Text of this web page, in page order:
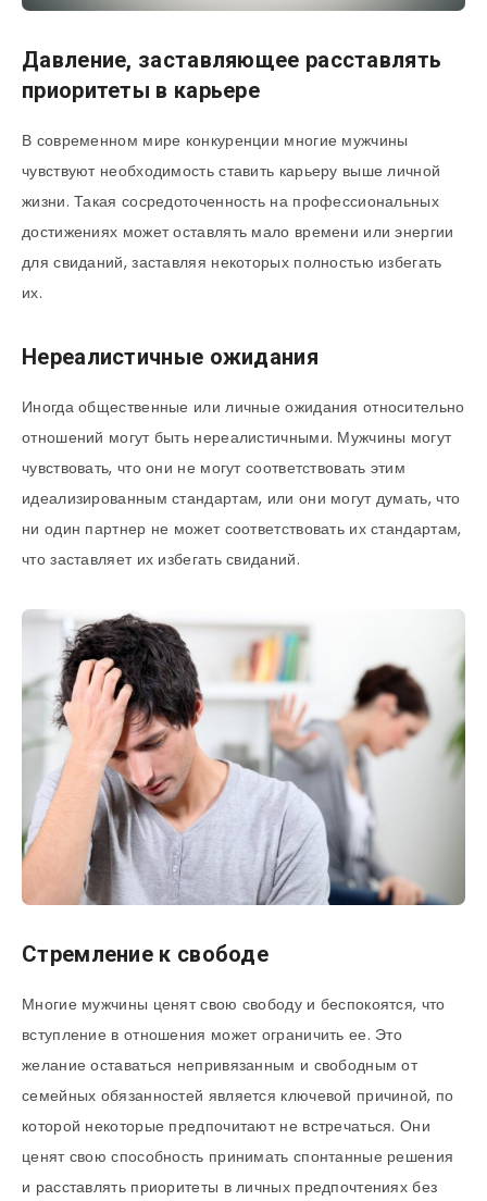
Давление, заставляющее расставлять
приоритеты в карьере
В современном мире конкуренции многие мужчины
чувствуют необходимость ставить карьеру выше личной
жизни. Такая сосредоточенность на профессиональных
достижениях может оставлять мало времени или энергии
для свиданий, заставляя некоторых полностью избегать
их.
Нереалистичные ожидания
Иногда общественные или личные ожидания относительно
отношений могут быть нереалистичными. Мужчины могут
чувствовать, что они не могут соответствовать этим
идеализированным стандартам, или они могут думать, что
ни один партнер не может соответствовать их стандартам,
что заставляет их избегать свиданий.
Стремление к свободе
Многие мужчины ценят свою свободу и беспокоятся, что
вступление в отношения может ограничить ее. Это
желание оставаться непривязанным и свободным от
семейных обязанностей является ключевой причиной, по
которой некоторые предпочитают не встречаться. Они
ценят свою способность принимать спонтанные решения
и расставлять приоритеты в личных предпочтениях без